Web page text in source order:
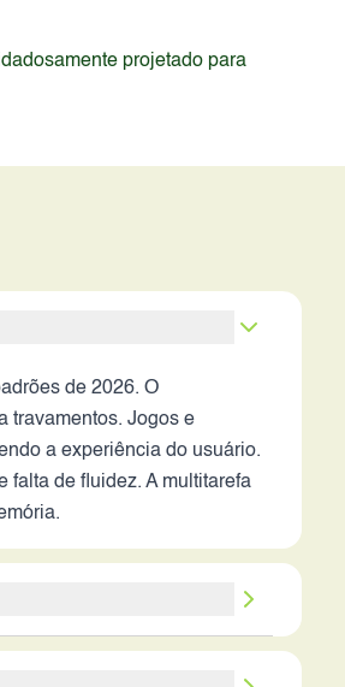
projetado para
de 2026. O
travamentos. Jogos e
a experiência do usuário.
falta de fluidez. A multitarefa